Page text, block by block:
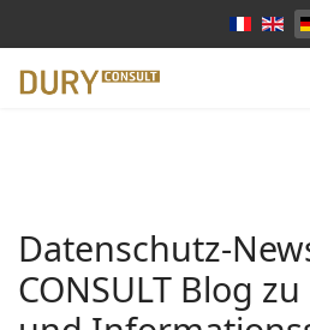
Sprache
Datenschutz-
CONSULT Blog